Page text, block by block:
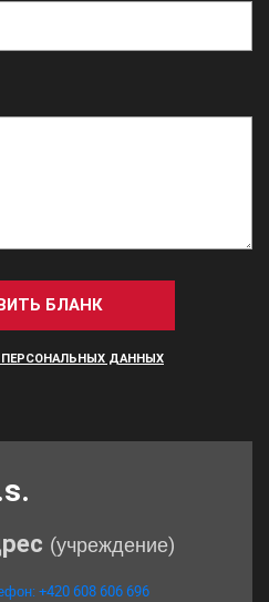
БЛАНК
ДАННЫХ
(учреждение)
+420 608 606 696